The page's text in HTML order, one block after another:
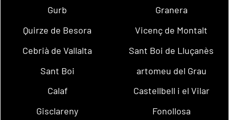
Gurb
Granera
Quirze de Besora
Vicenç de Montalt
Cebrià de Vallalta
Sant Boi de Lluçanès
Sant Boi
artomeu del Grau
Calaf
Castellbell i el Vilar
Gisclareny
Fonollosa